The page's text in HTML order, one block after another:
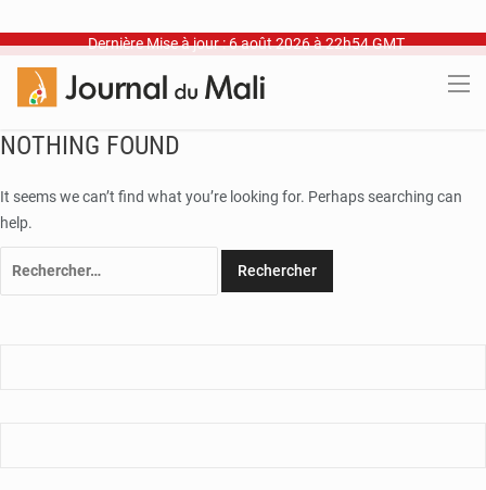
Dernière Mise à jour : 6 août 2026 à 22h54 GMT
NOTHING FOUND
It seems we can’t find what you’re looking for. Perhaps searching can
help.